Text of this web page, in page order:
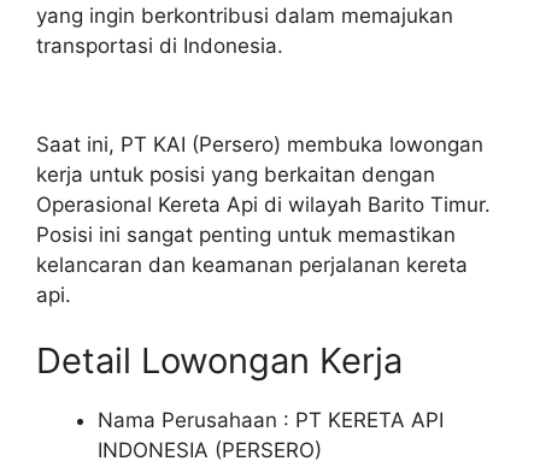
yang ingin berkontribusi dalam memajukan
transportasi di Indonesia.
Saat ini, PT KAI (Persero) membuka lowongan
kerja untuk posisi yang berkaitan dengan
Operasional Kereta Api di wilayah Barito Timur.
Posisi ini sangat penting untuk memastikan
kelancaran dan keamanan perjalanan kereta
api.
Detail Lowongan Kerja
Nama Perusahaan : PT KERETA API
INDONESIA (PERSERO)